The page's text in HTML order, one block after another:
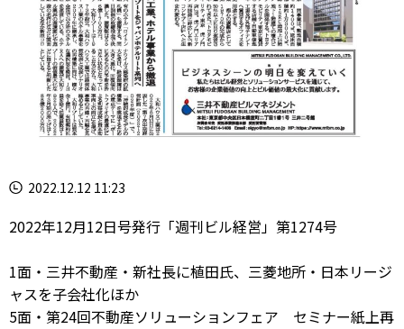
2022.12.12 11:23
2022年12月12日号発行「週刊ビル経営」第1274号
1面・三井不動産・新社長に植田氏、三菱地所・日本リージ
ャスを子会社化ほか
5面・第24回不動産ソリューションフェア セミナー紙上再